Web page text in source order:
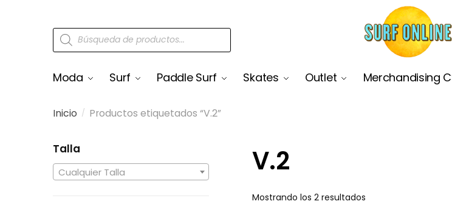
Moda Surf Paddle Surf Skates Outlet Merchandising
Inicio / Productos etiquetados “V.2”
V.2
Mostrando los 2 resultados
Talla
Cualquier Talla